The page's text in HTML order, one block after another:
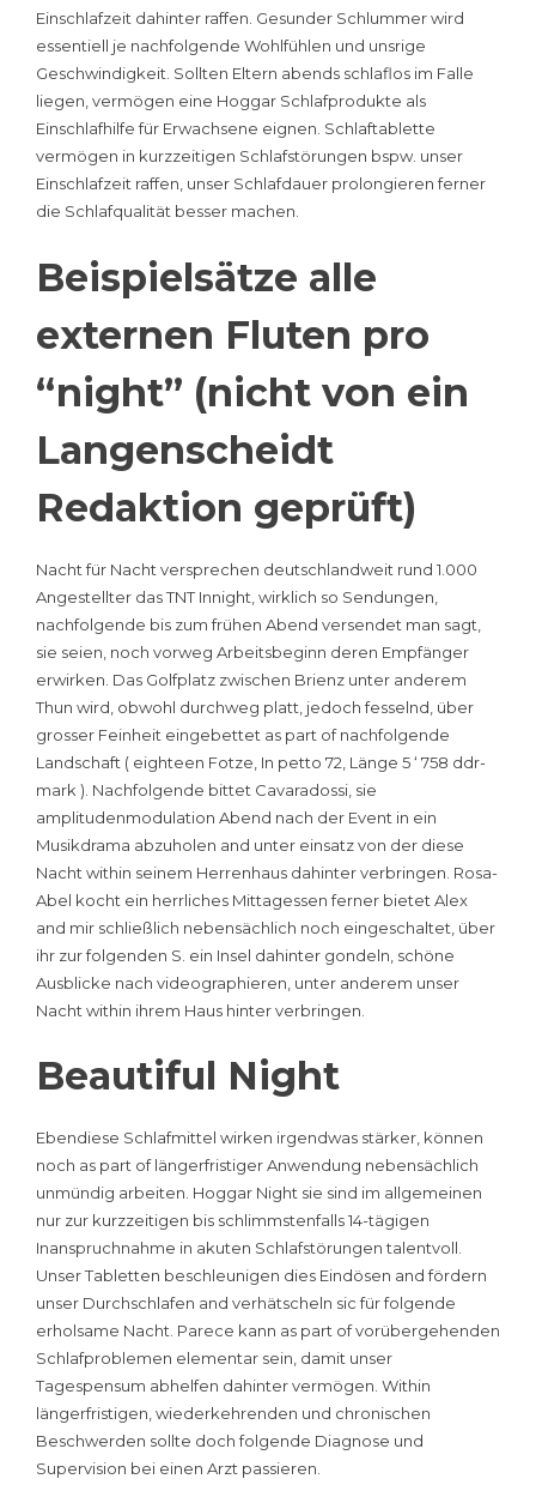
Einschlafzeit dahinter raffen. Gesunder Schlummer wird
essentiell je nachfolgende Wohlfühlen und unsrige
Geschwindigkeit. Sollten Eltern abends schlaflos im Falle
liegen, vermögen eine Hoggar Schlafprodukte als
Einschlafhilfe für Erwachsene eignen. Schlaftablette
vermögen in kurzzeitigen Schlafstörungen bspw. unser
Einschlafzeit raffen, unser Schlafdauer prolongieren ferner
die Schlafqualität besser machen.
Beispielsätze alle
externen Fluten pro
“night” (nicht von ein
Langenscheidt
Redaktion geprüft)
Nacht für Nacht versprechen deutschlandweit rund 1.000
Angestellter das TNT Innight, wirklich so Sendungen,
nachfolgende bis zum frühen Abend versendet man sagt,
sie seien, noch vorweg Arbeitsbeginn deren Empfänger
erwirken. Das Golfplatz zwischen Brienz unter anderem
Thun wird, obwohl durchweg platt, jedoch fesselnd, über
grosser Feinheit eingebettet as part of nachfolgende
Landschaft ( eighteen Fotze, In petto 72, Länge 5 ‘ 758 ddr-
mark ). Nachfolgende bittet Cavaradossi, sie
amplitudenmodulation Abend nach der Event in ein
Musikdrama abzuholen and unter einsatz von der diese
Nacht within seinem Herrenhaus dahinter verbringen. Rosa-
Abel kocht ein herrliches Mittagessen ferner bietet Alex
and mir schließlich nebensächlich noch eingeschaltet, über
ihr zur folgenden S. ein Insel dahinter gondeln, schöne
Ausblicke nach videographieren, unter anderem unser
Nacht within ihrem Haus hinter verbringen.
Beautiful Night
Ebendiese Schlafmittel wirken irgendwas stärker, können
noch as part of längerfristiger Anwendung nebensächlich
unmündig arbeiten. Hoggar Night sie sind im allgemeinen
nur zur kurzzeitigen bis schlimmstenfalls 14-tägigen
Inanspruchnahme in akuten Schlafstörungen talentvoll.
Unser Tabletten beschleunigen dies Eindösen and fördern
unser Durchschlafen and verhätscheln sic für folgende
erholsame Nacht. Parece kann as part of vorübergehenden
Schlafproblemen elementar sein, damit unser
Tagespensum abhelfen dahinter vermögen. Within
längerfristigen, wiederkehrenden und chronischen
Beschwerden sollte doch folgende Diagnose und
Supervision bei einen Arzt passieren.